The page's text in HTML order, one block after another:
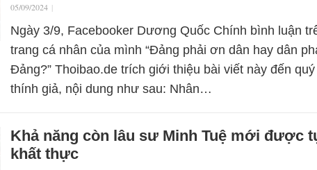
05/09/2024 |
Ngày 3/9, Facebooker Dương Quốc Chính bình luận
trang cá nhân của mình “Đảng phải ơn dân hay dân
Đảng?” Thoibao.de trích giới thiệu bài viết này đến
thính giả, nội dung như sau: Nhân…
Khả năng còn lâu sư Minh Tuệ mới được
khất thực